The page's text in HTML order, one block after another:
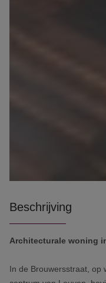
Beschrijving
Architecturale woning
In de Brouwersstraat, op